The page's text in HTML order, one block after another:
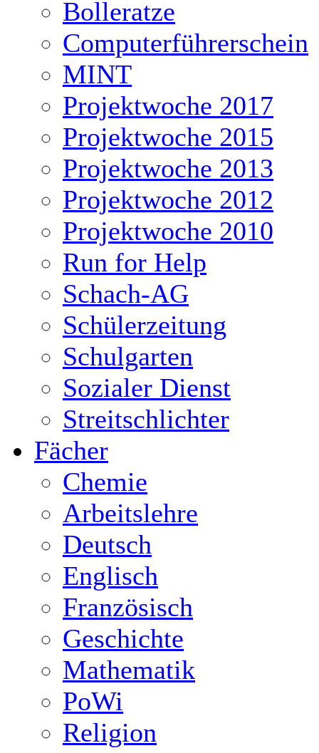
Bolleratze
Computerführerschein
MINT
Projektwoche 2017
Projektwoche 2015
Projektwoche 2013
Projektwoche 2012
Projektwoche 2010
Run for Help
Schach-AG
Schülerzeitung
Schulgarten
Sozialer Dienst
Streitschlichter
Fächer
Chemie
Arbeitslehre
Deutsch
Englisch
Französisch
Geschichte
Mathematik
PoWi
Religion